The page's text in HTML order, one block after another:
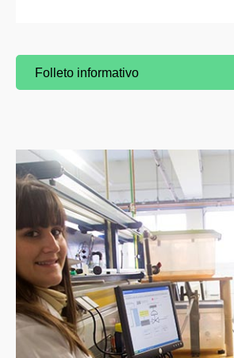
(Abre una nueva ventana)
Folleto informativo